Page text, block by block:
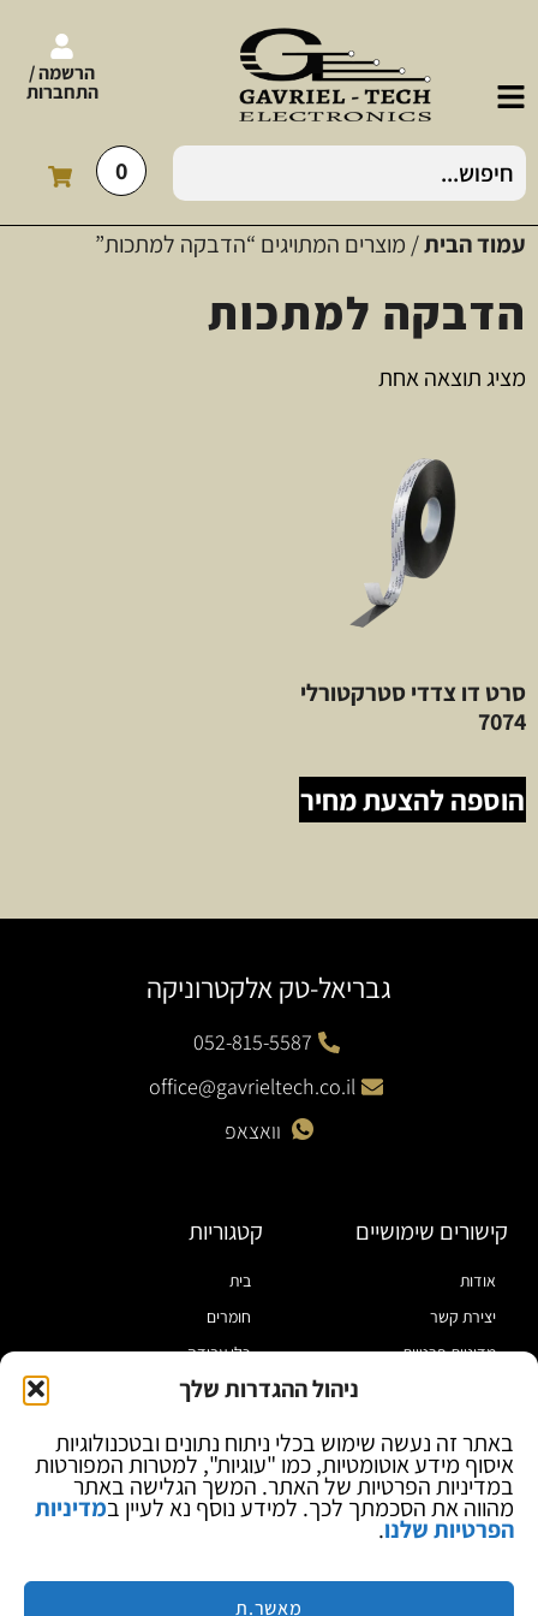
ניהול ההגדרות שלך
באתר זה נעשה שימוש בכלי ניתוח נתונים ובטכנולוגיות
איסוף מידע אוטומטיות, כמו "עוגיות", למטרות המפורטות
במדיניות הפרטיות של האתר. המשך הגלישה באתר
מהווה את הסכמתך לכך. למידע נוסף נא לעיין במדיניות
הפרטיות שלנו.
מאשר.ת
הרשמה /
התחברות
0
עמוד הבית/ מוצרים המתויגים “הדבקה למתכות”
הדבקה למתכות
מציג תוצאה אחת
סרט דו צדדי סטרקטורלי
7074
הוספה להצעת מחיר
גבריאל-טק אלקטרוניקה
052-815-5587
office@gavrieltech.co.il
וואצאפ
קישורים שימושיים
אודות
יצירת קשר
מדיניות פרטיות
בלוג
קטגוריות
בית
חומרים
כלי עבודה
מוצרי הלחמה
ספקי כח ומודדים
ציוד אופטי להגדלה
מותגים